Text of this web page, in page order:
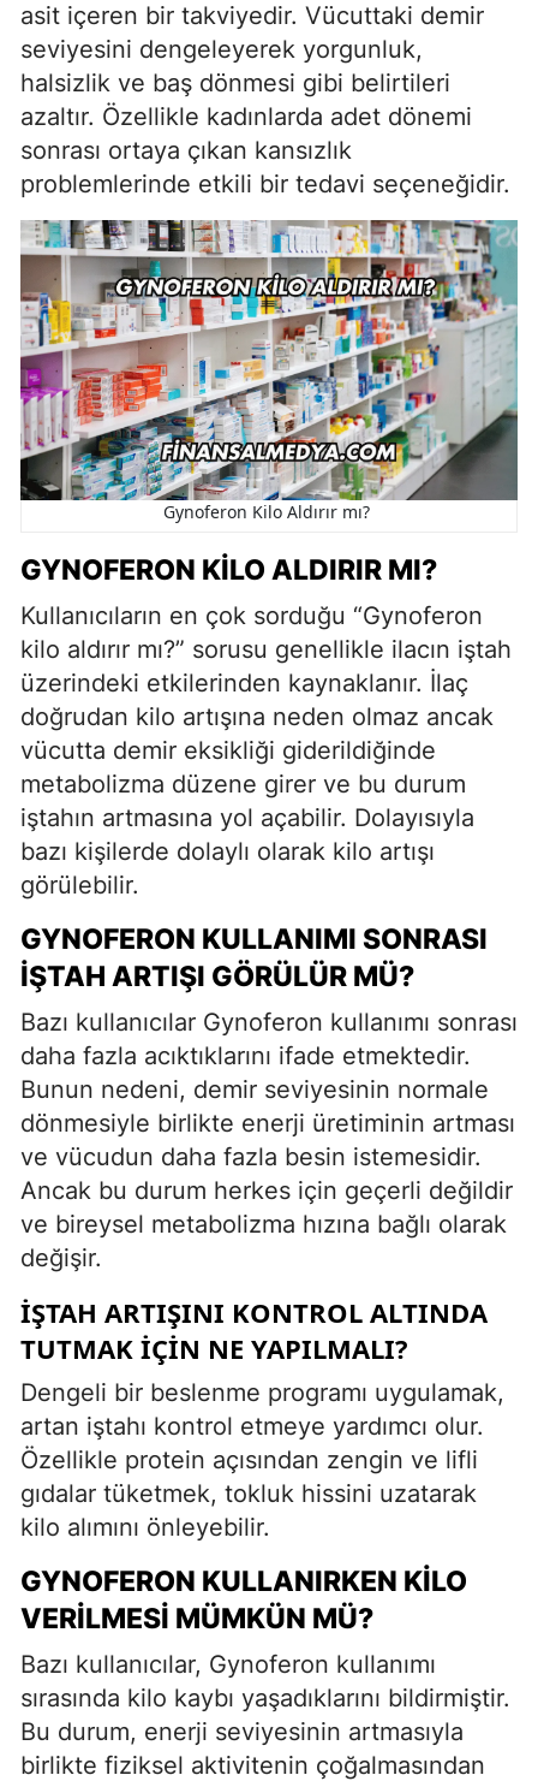
asit içeren bir takviyedir. Vücuttaki demir
seviyesini dengeleyerek yorgunluk,
halsizlik ve baş dönmesi gibi belirtileri
azaltır. Özellikle kadınlarda adet dönemi
sonrası ortaya çıkan kansızlık
problemlerinde etkili bir tedavi seçeneğidir.
Gynoferon Kilo Aldırır mı?
GYNOFERON KILO ALDIRIR MI?
Kullanıcıların en çok sorduğu “Gynoferon
kilo aldırır mı?” sorusu genellikle ilacın iştah
üzerindeki etkilerinden kaynaklanır. İlaç
doğrudan kilo artışına neden olmaz ancak
vücutta demir eksikliği giderildiğinde
metabolizma düzene girer ve bu durum
iştahın artmasına yol açabilir. Dolayısıyla
bazı kişilerde dolaylı olarak kilo artışı
görülebilir.
GYNOFERON KULLANIMI SONRASI
İŞTAH ARTIŞI GÖRÜLÜR MÜ?
Bazı kullanıcılar Gynoferon kullanımı sonrası
daha fazla acıktıklarını ifade etmektedir.
Bunun nedeni, demir seviyesinin normale
dönmesiyle birlikte enerji üretiminin artması
ve vücudun daha fazla besin istemesidir.
Ancak bu durum herkes için geçerli değildir
ve bireysel metabolizma hızına bağlı olarak
değişir.
İŞTAH ARTIŞINI KONTROL ALTINDA
TUTMAK İÇIN NE YAPILMALI?
Dengeli bir beslenme programı uygulamak,
artan iştahı kontrol etmeye yardımcı olur.
Özellikle protein açısından zengin ve lifli
gıdalar tüketmek, tokluk hissini uzatarak
kilo alımını önleyebilir.
GYNOFERON KULLANIRKEN KILO
VERILMESI MÜMKÜN MÜ?
Bazı kullanıcılar, Gynoferon kullanımı
sırasında kilo kaybı yaşadıklarını bildirmiştir.
Bu durum, enerji seviyesinin artmasıyla
birlikte fiziksel aktivitenin çoğalmasından